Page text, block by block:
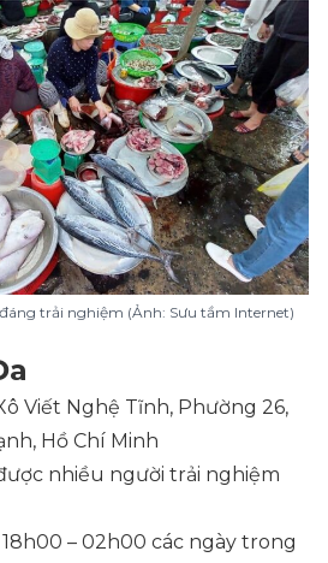
trải nghiệm (Ảnh: Sưu tầm Internet)
Viết Nghệ Tĩnh, Phường 26,
Hồ Chí Minh
nhiều người trải nghiệm
– 02h00 các ngày trong